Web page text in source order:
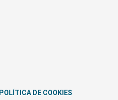
POLÍTICA DE COOKIES